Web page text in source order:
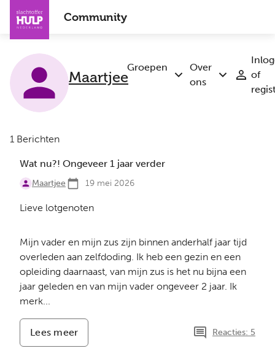
Overslaan
naar
inhoud
gaan
Community
Groepen
Submenu
Over
ons
Submenu
of
Maartjee
1 Berichten
Wat nu?! Ongeveer 1 jaar verder
Maartjee 19 mei 2026
Lieve lotgenoten
Mijn vader en mijn zus zijn binnen anderhalf jaar tijd
overleden aan zelfdoding. Ik heb een gezin en een
opleiding daarnaast, van mijn zus is het nu bijna een
jaar geleden en van mijn vader ongeveer 2 jaar. Ik
merk...
Lees meer
Wat
Reacties: 5